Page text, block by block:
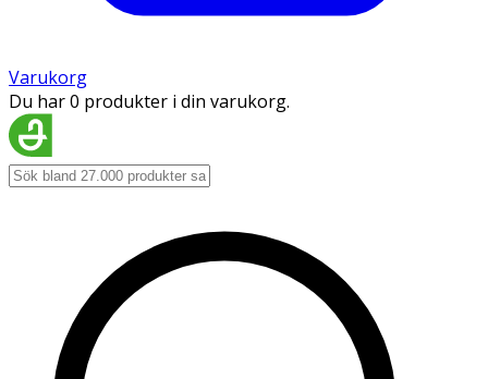
Varukorg
Du har 0 produkter i din varukorg.